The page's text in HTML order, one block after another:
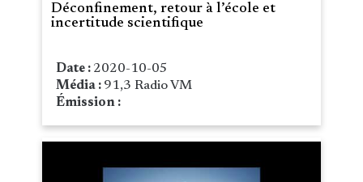
Déconfinement, retour à l’école et
incertitude scientifique
Date : 2020-10-05
Média : 91,3 Radio VM
Émission :